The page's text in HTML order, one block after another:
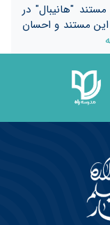
"هانیبال" در
این مستند و احسان